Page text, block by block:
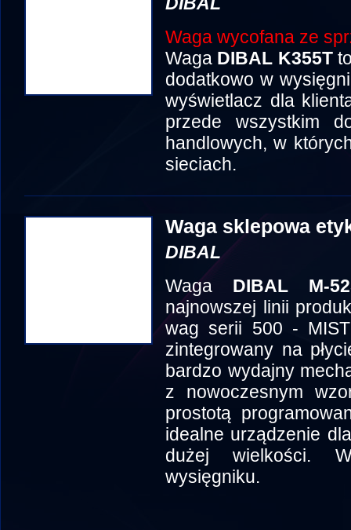
Waga wycofana ze
Waga DIBAL K355T
dodatkowo w
wyświetlacz dla
przede wszystkim
handlowych, w
sieciach.
Waga sklepowa
DIBAL
Waga DIBAL M-
najnowszej linii
wag serii 500 -
zintegrowany na
bardzo wydajny
z nowoczesnym
prostotą
idealne urządzenie
dużej wielkości.
wysięgniku.